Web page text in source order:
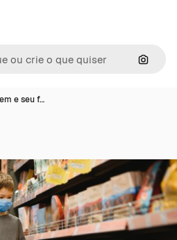
e seu f…